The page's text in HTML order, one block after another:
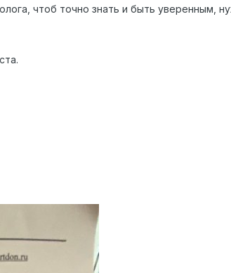
чтоб точно знать и быть уверенным,